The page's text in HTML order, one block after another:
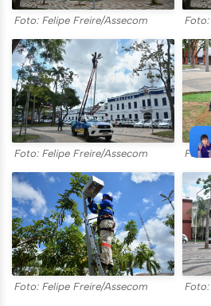
Foto: Felipe Freire/Assecom
Foto: Felipe Freire/Assecom
Foto: Felipe Freire/Assecom